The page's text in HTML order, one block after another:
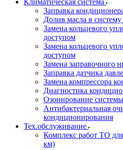
Климатическая система
Заправка
Долив масла в
Замена кольцевого
доступом
Замена кольцевого
доступом
Замена заправочного
Заправка датчика
Замена компрессора
Диагностика
Озонирование
Антибактериальная
кондиционирования
Тех.обслуживание
Комплекс работ ТО
км)